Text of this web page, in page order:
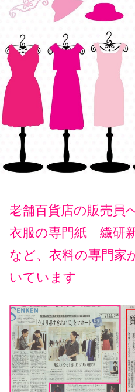
老舗百貨店の販売員
衣服の専門紙「 繊研
など、衣料の専門家
いています